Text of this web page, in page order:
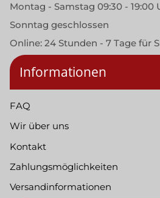
Montag - Samstag 09:30 - 19:00
Sonntag geschlossen
Online: 24 Stunden - 7 Tage für
Informationen
FAQ
Wir über uns
Kontakt
Zahlungsmöglichkeiten
Versandinformationen